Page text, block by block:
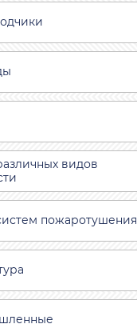
видов
пожаротушения